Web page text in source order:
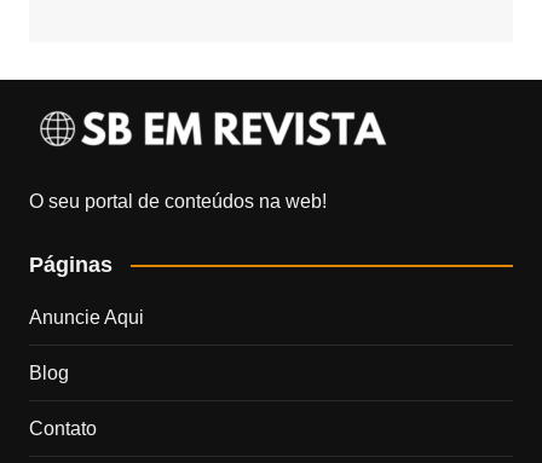
O seu portal de conteúdos na web!
Páginas
Anuncie Aqui
Blog
Contato